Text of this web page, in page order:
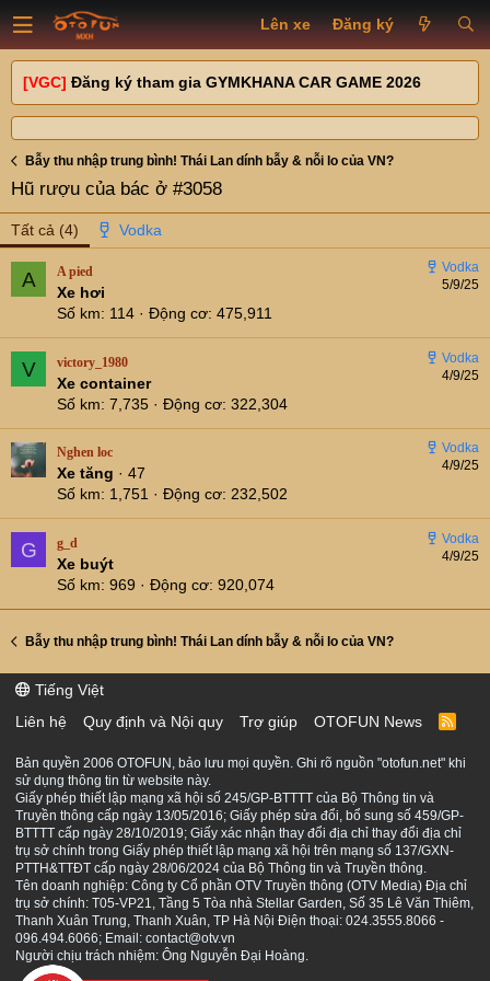
Lên xe Đăng ký
[VGC] Đăng ký tham gia GYMKHANA CAR GAME 2026
Bẫy thu nhập trung bình! Thái Lan dính bẫy & nỗi lo của VN?
Hũ rượu của bác ở #3058
Tất cả (4)
A 5/9/25
A pied
Xe hơi
Số km
114 Động cơ 475,911
V 4/9/25
victory_1980
Xe container
Số km 7,735 Động cơ 322,304
4/9/25
Nghen loc
Xe tăng · 47
Số km
1,751 Động cơ 232,502
G 4/9/25
g_d
Xe buýt
Số km 969 Động cơ 920,074
Bẫy thu nhập trung bình! Thái Lan dính bẫy & nỗi lo của VN?
Tiếng Việt
Liên hệ
Quy định và Nội quy Trợ giúp OTOFUN News
R
S
Bản quyền 2006 OTOFUN, bảo lưu mọi quyền. Ghi rõ nguồn "otofun.net" khi
sử dụng thông tin từ website này.
Giấy phép thiết lập mạng xã hội số 245/GP-BTTTT của Bộ Thông tin và
Truyền thông cấp ngày 13/05/2016; Giấy phép sửa đổi, bổ sung số 459/GP-
BTTTT cấp ngày 28/10/2019; Giấy xác nhận thay đổi địa chỉ thay đổi địa chỉ
trụ sở chính trong Giấy phép thiết lập mạng xã hội trên mạng số 137/GXN-
PTTH&TTĐT cấp ngày 28/06/2024 của Bộ Thông tin và Truyền thông.
Tên doanh nghiệp: Công ty Cổ phần OTV Truyền thông (OTV Media) Địa chỉ
trụ sở chính: T05-VP21, Tầng 5 Tòa nhà Stellar Garden, Số 35 Lê Văn Thiêm,
Thanh Xuân Trung, Thanh Xuân, TP Hà Nội Điện thoại: 024.3555.8066 -
096.494.6066; Email: contact@otv.vn
Người chịu trách nhiệm: Ông Nguyễn Đại Hoàng.